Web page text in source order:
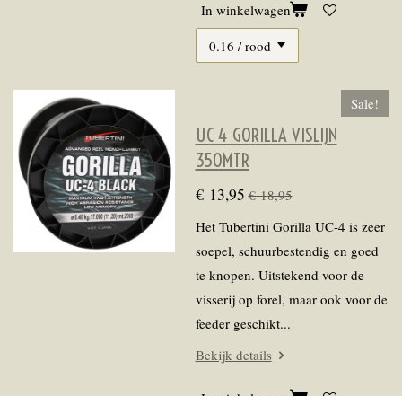
In winkelwagen
Sale!
UC 4 GORILLA VISLIJN
350MTR
€ 13,95 € 18,95
Het Tubertini Gorilla UC-4 is zeer
soepel, schuurbestendig en goed
te knopen. Uitstekend voor de
visserij op forel, maar ook voor de
feeder geschikt...
Bekijk details